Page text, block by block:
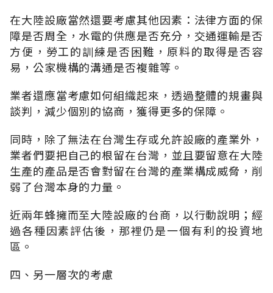
在大陸設廠當然還要考慮其他因素：法律方面的保
障是否周全，水電的供應是否充分，交通運輸是否
方便，勞工的訓練是否困難，原料的取得是否容
易，公家機構的溝通是否複雜等。
業者還應當考慮如何組織起來，透過整體的規畫與
談判，減少個別的協商，獲得更多的保障。
同時，除了無法在台灣生存或允許設廠的產業外，
業者們要把自己的根留在台灣，並且要留意在大陸
生產的產品是否會對留在台灣的產業構成威脅，削
弱了台灣本身的力量。
近兩年蜂擁而至大陸設廠的台商，以行動說明；經
過各種因素評估後，那裡仍是一個有利的投資地
區。
四、另一層次的考慮